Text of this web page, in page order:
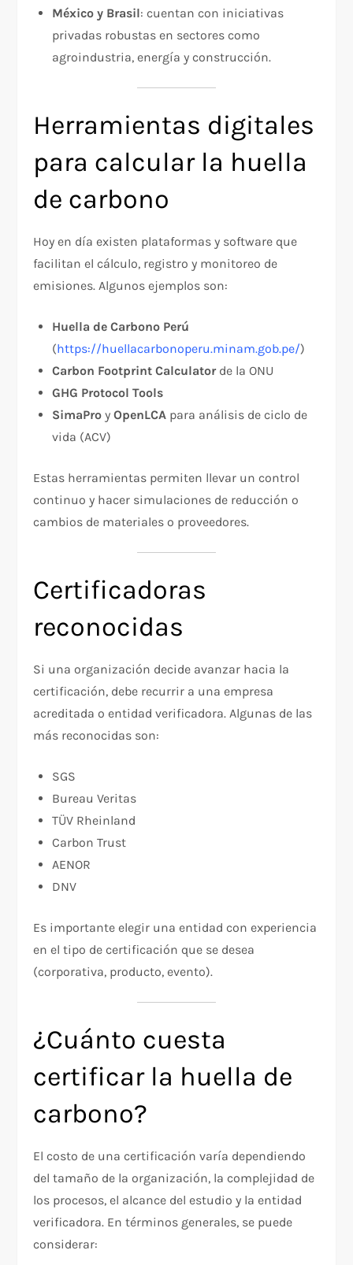
México y Brasil: cuentan con iniciativas
privadas robustas en sectores como
agroindustria, energía y construcción.
Herramientas digitales
para calcular la huella
de carbono
Hoy en día existen plataformas y software que
facilitan el cálculo, registro y monitoreo de
emisiones. Algunos ejemplos son:
Huella de Carbono Perú
(https://huellacarbonoperu.minam.gob.pe/)
Carbon Footprint Calculatorde la ONU
GHG Protocol Tools
SimaPro yOpenLCA para análisis de ciclo de
vida (ACV)
Estas herramientas permiten llevar un control
continuo y hacer simulaciones de reducción o
cambios de materiales o proveedores.
Certificadoras
reconocidas
Si una organización decide avanzar hacia la
certificación, debe recurrir a una empresa
acreditada o entidad verificadora. Algunas de las
más reconocidas son:
SGS
Bureau Veritas
TÜV Rheinland
Carbon Trust
AENOR
DNV
Es importante elegir una entidad con experiencia
en el tipo de certificación que se desea
(corporativa, producto, evento).
¿Cuánto cuesta
certificar la huella de
carbono?
El costo de una certificación varía dependiendo
del tamaño de la organización, la complejidad de
los procesos, el alcance del estudio y la entidad
verificadora. En términos generales, se puede
considerar: